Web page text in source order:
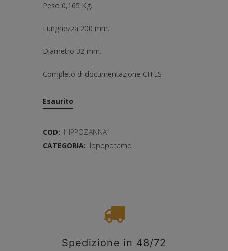
Peso 0,165 Kg.
Lunghezza 200 mm.
Diametro 32 mm.
Completo di documentazione CITES
Esaurito
COD: HIPPOZANNA1
CATEGORIA: Ippopotamo
Spedizione in 48/72